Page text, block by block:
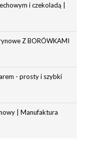
i czekoladą |
Z BORÓWKAMI
- prosty i szybki
| Manufaktura